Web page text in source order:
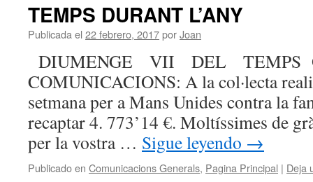
TEMPS DURANT L’ANY
Publicada el 22 febrero, 2017porJoan
DIUMENGE VII DEL TEMPS
COMUNICACIONS: A la col·lecta
setmana per a Mans Unides contra la
recaptar 4. 773’14 €. Moltíssimes de
per la vostra … Sigue leyendo →
Publicado en Comunicacions Generals, Pagina Principal | Deja